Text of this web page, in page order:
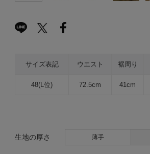
サイズ表記 ウエスト 裾周り
48(L位) 72.5cm 41cm
生地の厚さ 薄手